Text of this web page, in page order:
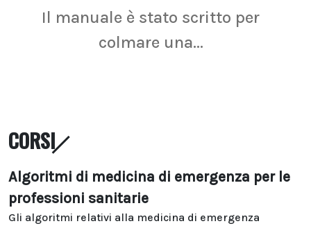
Il manuale è stato scritto per
colmare una...
CORSI
Algoritmi di medicina di emergenza per le
professioni sanitarie
Gli algoritmi relativi alla medicina di emergenza